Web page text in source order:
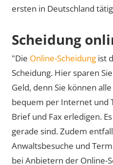
ersten in Deutschland
Scheidung
"Die Online-Scheidung ist
Scheidung. Hier sparen
Geld, denn Sie können
bequem per Internet und
Brief und Fax erledigen.
gerade sind. Zudem
Anwaltsbesuche und
bei Anbietern der Online-